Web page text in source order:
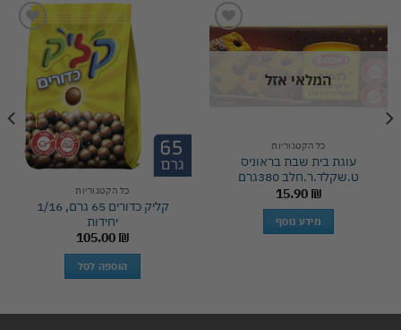
Add to
wishlist
המלאי אזל
כל הקטגוריות
עוגת בית שבת בראוניס
ט.שקלד.ר.חלב 380גרם
15.90 ₪
מידע נוסף
Add to
wishlist
כל הקטגוריות
קליק כדורים 65 גרם, 1/16
יחידות
105.00 ₪
הוספה לסל